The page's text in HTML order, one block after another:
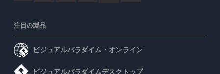
注目の製品
ビジュアルパラダイム・オンライン
ビジュアルパラダイムデスクトップ